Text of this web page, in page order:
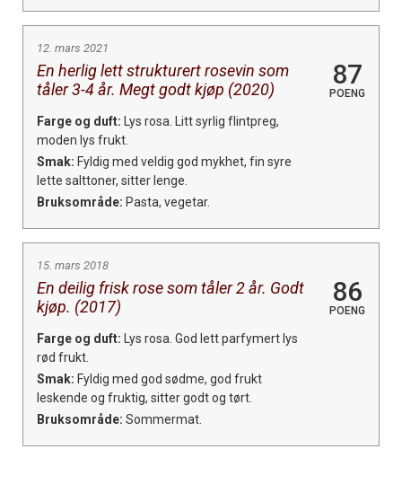
12. mars 2021
En herlig lett strukturert rosevin som
tåler 3-4 år. Megt godt kjøp (2020)
87
POENG
Farge og duft: Lys rosa. Litt syrlig flintpreg,
moden lys frukt.
Smak: Fyldig med veldig god mykhet, fin syre
lette salttoner, sitter lenge.
Bruksområde: Pasta, vegetar.
15. mars 2018
En deilig frisk rose som tåler 2 år. Godt
kjøp. (2017)
86
POENG
Farge og duft: Lys rosa. God lett parfymert lys
rød frukt.
Smak: Fyldig med god sødme, god frukt
leskende og fruktig, sitter godt og tørt.
Bruksområde: Sommermat.